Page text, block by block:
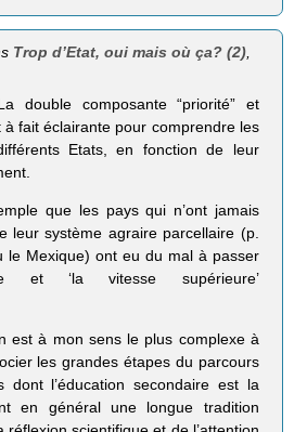
Trop d’Etat, oui mais où ça? (2)
double composante “priorité” et
à fait éclairante pour comprendre les
Etats, en fonction de leur
que les pays qui n’ont jamais
leur système agraire parcellaire (p.
le Mexique) ont eu du mal à passer
et ‘la vitesse supérieure’
est à mon sens le plus complexe à
les grandes étapes du parcours
dont l’éducation secondaire est la
en général une longue tradition